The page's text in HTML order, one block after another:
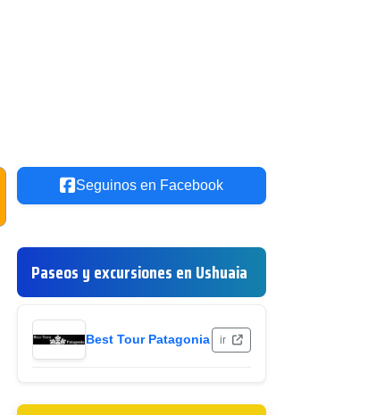
Seguinos en Facebook
Paseos y excursiones en Ushuaia
Best Tour Patagonia ir